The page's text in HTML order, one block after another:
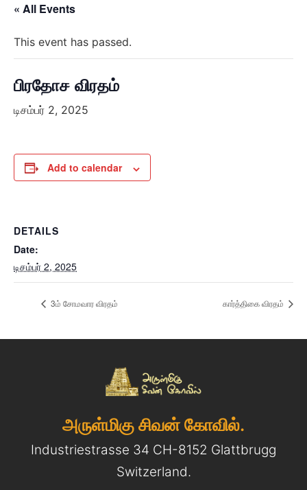
« All Events
This event has passed.
பிரதோச விரதம்
டிசம்பர் 2, 2025
Add to calendar
DETAILS
Date:
டிசம்பர் 2, 2025
3ம் சோமவார விரதம் கார்த்திகை விரதம்
அருள்மிகு சிவன் கோவில்.
Industriestrasse 34 CH-8152 Glattbrugg
Switzerland.